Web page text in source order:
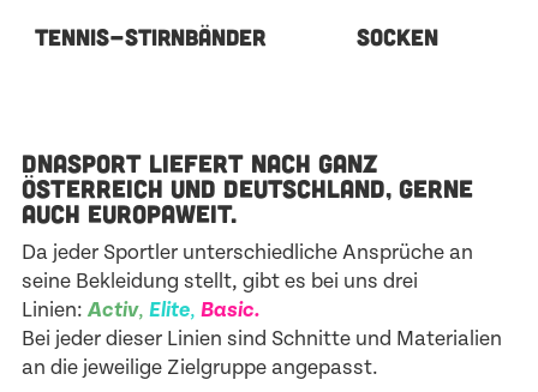
TENNIS-STIRNBÄNDER SOCKEN
DNASPORT LIEFERT NACH GANZ
ÖSTERREICH UND DEUTSCHLAND, GERNE
AUCH EUROPAWEIT.
Da jeder Sportler unterschiedliche Ansprüche an
seine Bekleidung stellt, gibt es bei uns drei
Linien: Activ, Elite, Basic.
Bei jeder dieser Linien sind Schnitte und Materialien
an die jeweilige Zielgruppe angepasst.